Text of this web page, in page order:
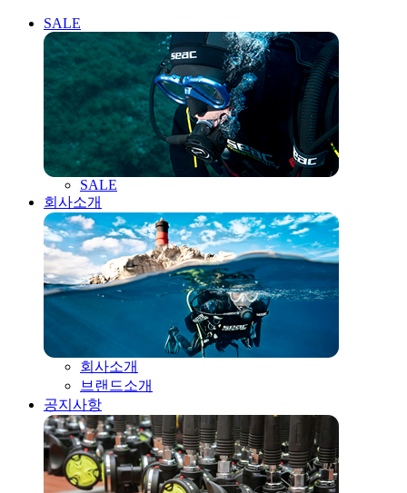
SALE
SALE
회사소개
회사소개
브랜드소개
공지사항